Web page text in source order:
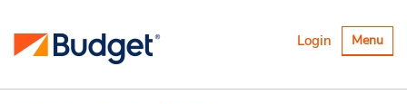
Alternar
Menu
Login